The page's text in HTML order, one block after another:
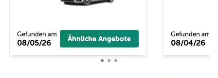
Gefunden am
08/05/26 Ähnliche Angebote
Gefunden am
08/04/26